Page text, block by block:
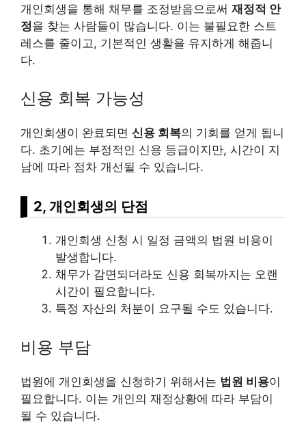
개인회생을 통해 채무를 조정받음으로써 재정적 안
정을 찾는 사람들이 많습니다. 이는 불필요한 스트
레스를 줄이고, 기본적인 생활을 유지하게 해줍니
다.
신용 회복 가능성
개인회생이 완료되면 신용 회복의 기회를 얻게 됩니
다. 초기에는 부정적인 신용 등급이지만, 시간이 지
남에 따라 점차 개선될 수 있습니다.
2, 개인회생의 단점
개인회생 신청 시 일정 금액의 법원 비용이
발생합니다.
채무가 감면되더라도 신용 회복까지는 오랜
시간이 필요합니다.
특정 자산의 처분이 요구될 수도 있습니다.
비용 부담
법원에 개인회생을 신청하기 위해서는 법원 비용이
필요합니다. 이는 개인의 재정상황에 따라 부담이
될 수 있습니다.